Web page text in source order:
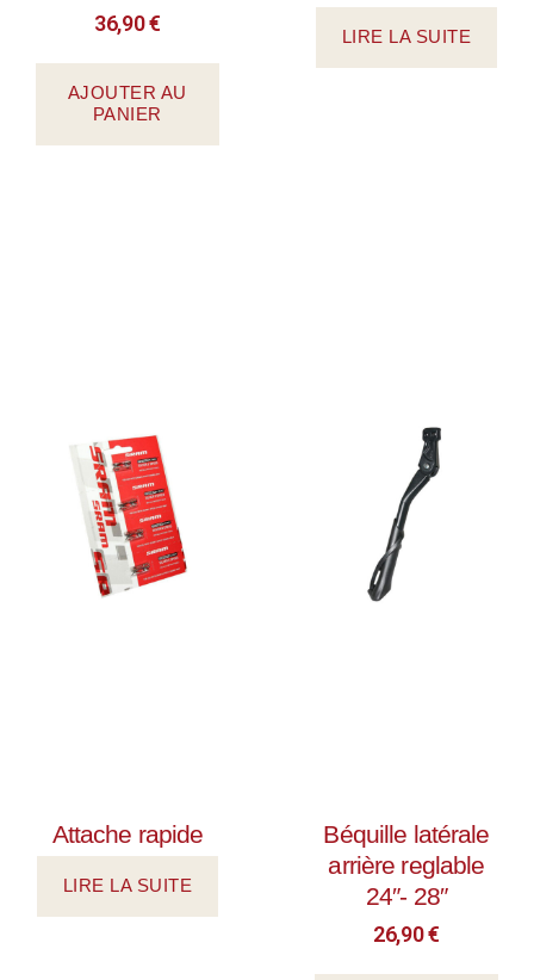
36,90€
AJOUTER AU
PANIER
LIRE LA SUITE
Attache rapide
LIRE LA SUITE
Béquille latérale
arrière reglable
24″- 28″
26,90€